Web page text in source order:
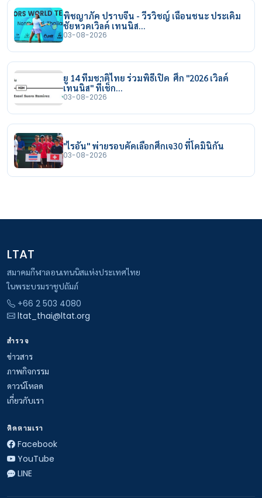
พิชญาภัค ปราบจีน - วีรวิชญ์ เฉือนชนะ ประเดิม
ชัยหวดเวิลด์ เทนนิส…
03-08-2026
ยู 14 ทีมชาติไทย ร่วมพิธีเปิด ศึก "2026 เวิลด์
เทนนิส" ที่เช็ก…
03-08-2026
"ไรอัน" พ่ายรอบคัดเลือกศึกเจ30 ที่โดมินิกัน
03-08-2026
LTAT
สมาคมกีฬาลอนเทนนิสแห่งประเทศไทย
ในพระบรมราชูปถัมภ์
+66 2 503 4080
ltat_thai@ltat.org
สำรวจ
ข่าวสาร
ภาพกิจกรรม
ดาวน์โหลด
เกี่ยวกับเรา
ติดตามเรา
Facebook
YouTube
LINE